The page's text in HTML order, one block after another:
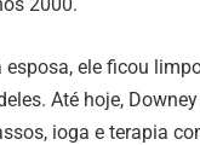
esposa, ele ficou
Até hoje,
ioga e terapia